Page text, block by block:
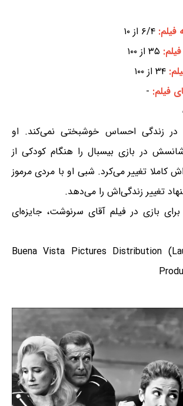
۶/۴ از ۱۰
۳۵ از ۱۰۰
۳۴ از ۱۰۰
فیلم: -
در زندگی احساس خوشبختی نمی‌کند. او
در بازی بیسبال را هنگام کودکی از
کاملا تغییر می‌کرد. شبی او با مردی مرموز
تغییر زندگی‌اش را می‌دهد.
بازی در فیلم آقای سرنوشت، جایزه‌ای
Buena Vista Pictures Distribution